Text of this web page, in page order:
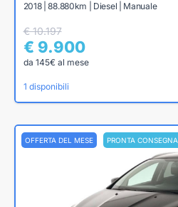
2018 | 88.880km | Diesel | Manuale
€ 10.197
€ 9.900
da 145€ al mese
1 disponibili
OFFERTA DEL MESE PRONTA CONSEGNA